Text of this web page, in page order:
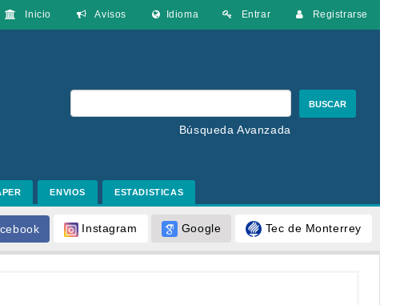
Entrar Registrarse
Inicio Avisos Idioma
BUSCAR
Búsqueda Avanzada
ENVIOS ESTADISTICAS
Instagram Google Tec de Monterrey